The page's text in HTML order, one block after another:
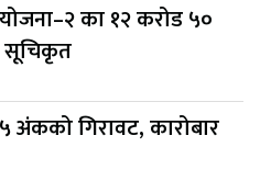
योजना–२ का १२ करोड ५०
सूचिकृत
अंकको गिरावट, कारोबार